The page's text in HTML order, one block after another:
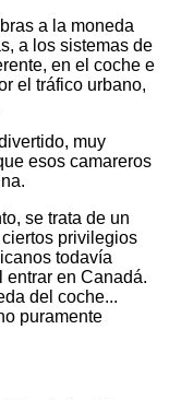
a la moneda
a los sistemas de
en el coche e
el tráfico urbano,
muy
esos camareros
se trata de un
privilegios
todavía
entrar en Canadá.
del coche...
puramente